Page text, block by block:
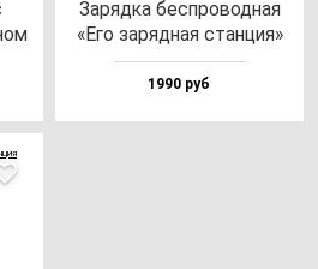
Заряд­ка бес­про­вод­ная
«Его за­ряд­ная стан­ция»
1990 руб